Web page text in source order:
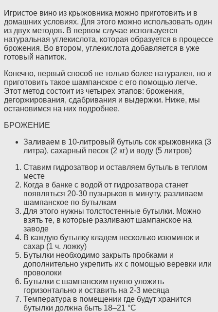
Игристое вино из крыжовника можно приготовить и в
домашних условиях. Для этого можно использовать один
из двух методов. В первом случае используется
натуральная углекислота, которая образуется в процессе
брожения. Во втором, углекислота добавляется в уже
готовый напиток.
Конечно, первый способ не только более натурален, но и
приготовить такое шампанское с его помощью легче.
Этот метод состоит из четырех этапов: брожения,
дегоржирования, сдабривания и выдержки. Ниже, мы
остановимся на них подробнее.
БРОЖЕНИЕ
Заливаем в 10-литровый бутыль сок крыжовника (3
литра), сахарный песок (2 кг) и воду (5 литров)
Cтавим гидрозатвор и оставляем бутыль в теплом
месте
Когда в банке с водой от гидрозатвора станет
появляться 20-30 пузырьков в минуту, разливаем
шампанское по бутылкам
Для этого нужны толстостенные бутылки. Можно
взять те, в которые разливают шампанское на
заводе
В каждую бутылку кладем несколько изюминок и
сахар (1 ч. ложку)
Бутылки необходимо закрыть пробками и
дополнительно укрепить их с помощью веревки или
проволоки
Бутылки с шампанским нужно уложить
горизонтально и оставить на 2-3 месяца
Температура в помещении где будут хранится
бутылки должна быть 18–21 °С